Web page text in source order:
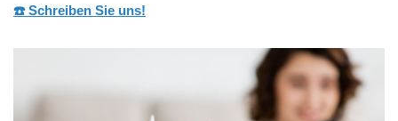
☎️ Schreiben Sie uns!